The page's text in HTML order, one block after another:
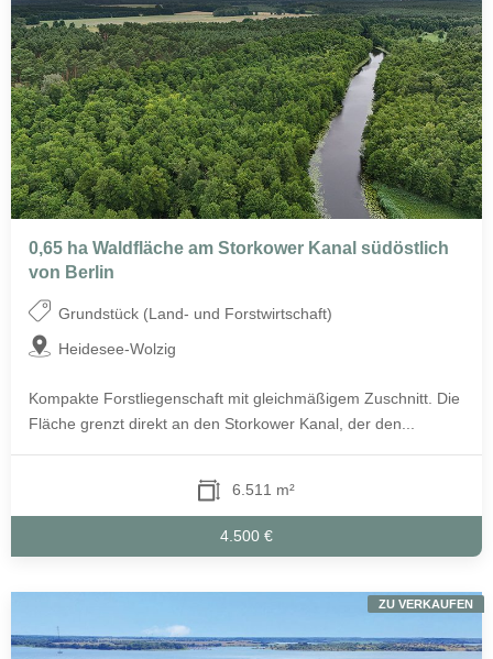
0,65 ha Waldfläche am Storkower Kanal südöstlich
von Berlin
Grundstück (Land- und Forstwirtschaft)
Heidesee-Wolzig
Kompakte Forstliegenschaft mit gleichmäßigem Zuschnitt. Die
Fläche grenzt direkt an den Storkower Kanal, der den...
6.511 m²
4.500 €
ZU VERKAUFEN